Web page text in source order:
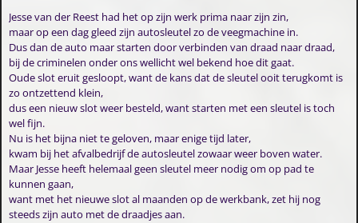
Jesse van der Reest had het op zijn werk prima naar zijn zin,
maar op een dag gleed zijn autosleutel zo de veegmachine in.
Dus dan de auto maar starten door verbinden van draad naar draad,
bij de criminelen onder ons wellicht wel bekend hoe dit gaat.
Oude slot eruit gesloopt, want de kans dat de sleutel ooit terugkomt is
zo ontzettend klein,
dus een nieuw slot weer besteld, want starten met een sleutel is toch
wel fijn.
Nu is het bijna niet te geloven, maar enige tijd later,
kwam bij het afvalbedrijf de autosleutel zowaar weer boven water.
Maar Jesse heeft helemaal geen sleutel meer nodig om op pad te
kunnen gaan,
want met het nieuwe slot al maanden op de werkbank, zet hij nog
steeds zijn auto met de draadjes aan.